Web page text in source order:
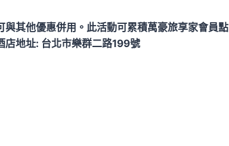
與其他優惠併用。此活動可累積萬豪旅享家會員點
店地址: 台北市樂群二路199號